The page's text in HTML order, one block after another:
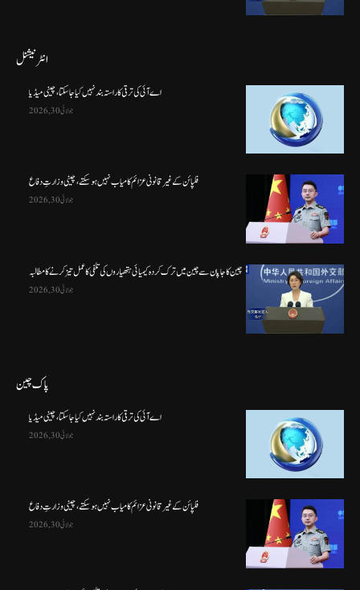
انٹرنیشنل
اے آئی کی ترقی کا راستہ بند نہیں کیا جا سکتا، چینی میڈیا
جولائی 30, 2026
فلپائن کے غیر قانونی عزائم کامیاب نہیں ہو سکتے ، چینی وزارتِ دفاع
جولائی 30, 2026
چین کا جاپان سے چین میں ترک کردہ کیمیائی ہتھیاروں کی تلفی کا عمل تیز کرنے کا مطالبہ
جولائی 30, 2026
پاک چین
اے آئی کی ترقی کا راستہ بند نہیں کیا جا سکتا، چینی میڈیا
جولائی 30, 2026
فلپائن کے غیر قانونی عزائم کامیاب نہیں ہو سکتے ، چینی وزارتِ دفاع
جولائی 30, 2026